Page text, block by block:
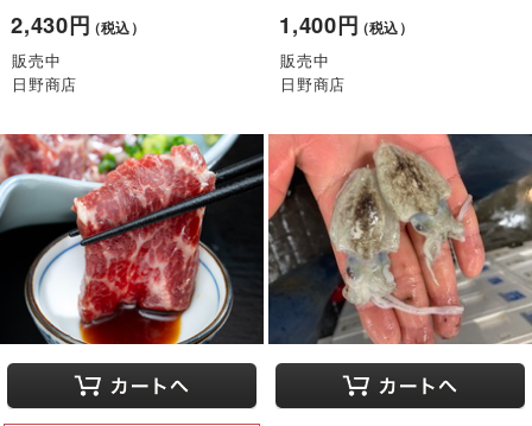
2,430円（税込）
販売中
日野商店
1,400円（税込）
販売中
日野商店